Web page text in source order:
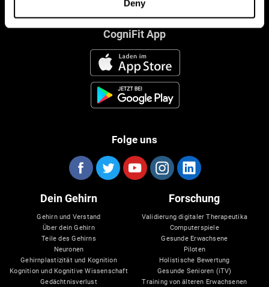
Deny
CogniFit App
Folge uns
Dein Gehirn
Gehirn und Verstand
Über dein Gehirn
Teile des Gehirns
Neuronen
Gehirnplastizität und Kognition
Kognition und Kognitive Wissenschaft
Gedächtnisverlust
Forschung
Validierung digitaler Therapeutika
Computerspiele
Gesunde Erwachsene
Piloten
Holistische Bewertung
Gesunde Senioren (iTV)
Training von älteren Erwachsenen